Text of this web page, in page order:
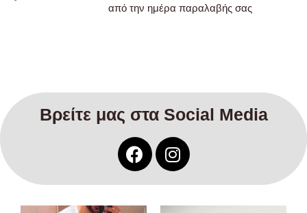
από την ημέρα παραλαβής σας
Βρείτε μας στα Social Media